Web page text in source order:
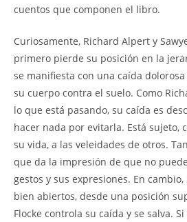
cuentos que componen el libro.
Curiosamente, Richard Alpert y
primero pierde su posición en la
se manifiesta con una caída
su cuerpo contra el suelo. Como
lo que está pasando, su caída es
hacer nada por evitarla. Está sujeto,
su vida, a las veleidades de otros.
que da la impresión de que no
gestos y sus expresiones. En
bien abiertos, desde una posición
Flocke controla su caída y se salva.